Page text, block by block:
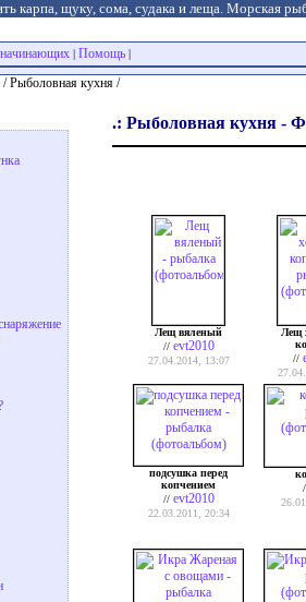
карпа, щуку, сома, судака и леща. Морская
Помощь
/ Рыболовная кухня /
.: Рыболовная кухня -
Лещ вяленый
// evt2010
27.04.2014, 13:07
Лещ
//
подсушка перед
копчением
// evt2010
22.03.2011, 20:34